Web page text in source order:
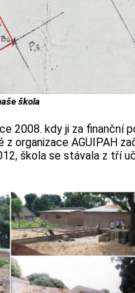
škola
2008. kdy ji za finanční
organizace AGUIPAH
škola se stávala z tří